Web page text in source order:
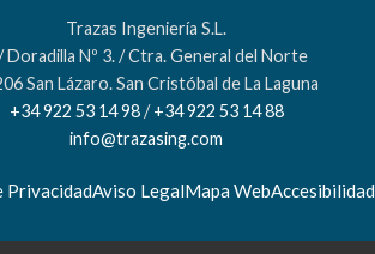
Trazas Ingeniería S.L.
Doradilla Nº 3. / Ctra. General del Norte
San Lázaro. San Cristóbal de La Laguna
+34 922 53 14 98/+34 922 53 14 88
info@trazasing.com
PrivacidadAviso LegalMapa WebAccesibilidad